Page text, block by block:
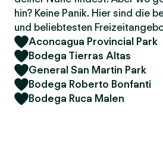
hin? Keine Panik. Hier sind die
und beliebtesten
Aconcagua Provincial Park
Bodega Tierras Altas
General San Martin Park
Bodega Roberto Bonfanti
Bodega Ruca Malen